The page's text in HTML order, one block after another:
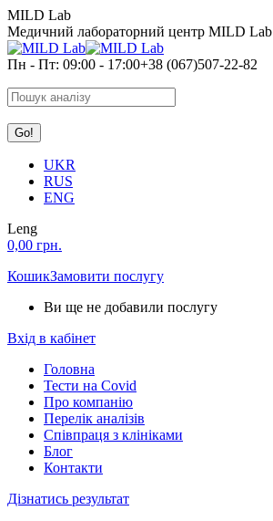
Skip
to
content
MILD Lab
Медичний лабораторний центр MILD Lab
Пн - Пт: 09:00 - 17:00+38 (067)507-22-82
Search:
UKR
RUS
ENG
Leng
0,00 грн.
КошикЗамовити послугу
Ви ще не добавили послугу
Вхід в кабінет
Головна
Тести на Covid
Про компанію
Перелік аналізів
Співпраця з клініками
Блог
Контакти
Дізнатись результат